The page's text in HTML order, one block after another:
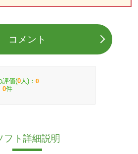
コメント
評価(0 人)： 0
0件
フト詳細説明